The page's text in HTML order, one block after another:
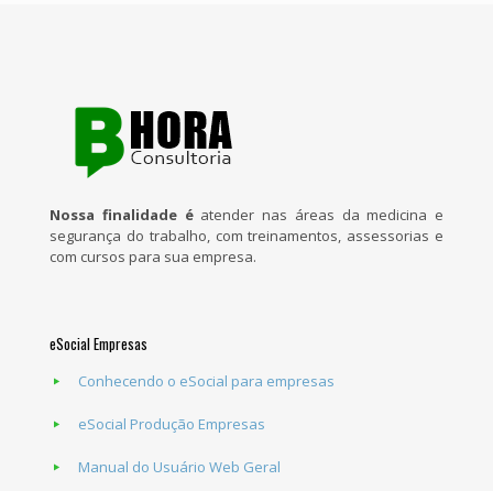
Nossa finalidade éatender nas áreas da medicina e
segurança do trabalho, com treinamentos, assessorias e
com cursos para sua empresa.
eSocial Empresas
Conhecendo o eSocial para empresas
eSocial Produção Empresas
Manual do Usuário Web Geral